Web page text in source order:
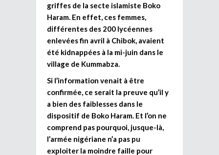
griffes de la secte islamiste Boko
Haram. En effet, ces femmes,
différentes des 200 lycéennes
enlevées fin avril à Chibok, avaient
été kidnappées à la mi-juin dans le
village de Kummabza.
Si l’information venait à être
confirmée, ce serait la preuve qu’il y
a bien des faiblesses dans le
dispositif de Boko Haram. Et l’on ne
comprend pas pourquoi, jusque-là,
l’armée nigériane n’a pas pu
exploiter la moindre faille pour